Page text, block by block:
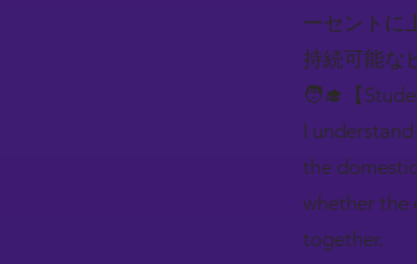
ーセントに
持続可能な
🧑‍🎓【
I
the
whether the
together.